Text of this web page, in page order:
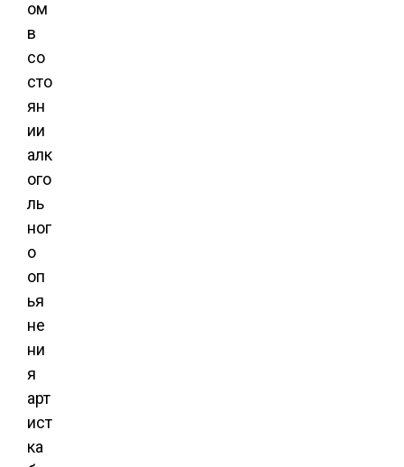
ом
в
со
сто
ян
ии
алк
ого
ль
ног
о
оп
ья
не
ни
я
арт
ист
ка